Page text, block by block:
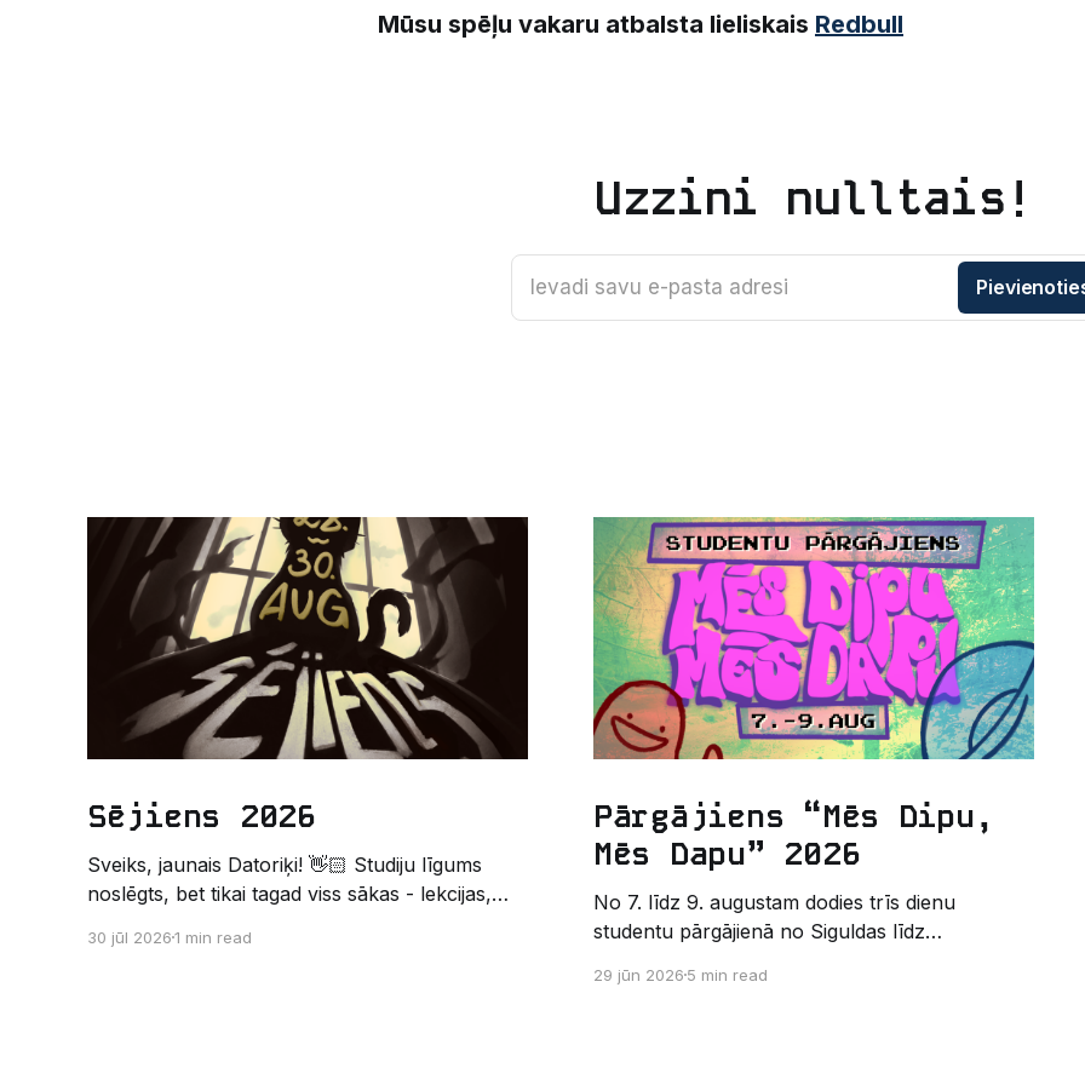
Mūsu spēļu vakaru atbalsta lieliskais Redbull
Uzzini nulltais!
Ievadi savu e-pasta adresi
Sējiens 2026
Sveiks, jaunais Datoriķi! 👋🏻 Studiju līgums
noslēgts, bet tikai tagad viss sākas - lekcijas,
neaizmirstami piedzīvojumi. Un kas gan būtu
30 jūl 20261 min read
Pārgājiens “Mēs Dipu,
Mēs Dapu” 2026
No 7. līdz 9. augustam dodies trīs dienu
studentu pārgājienā no Siguldas līdz
bet gan kopīgs vasaras piedzīvojums dabā.
29 jūn 20265 min read